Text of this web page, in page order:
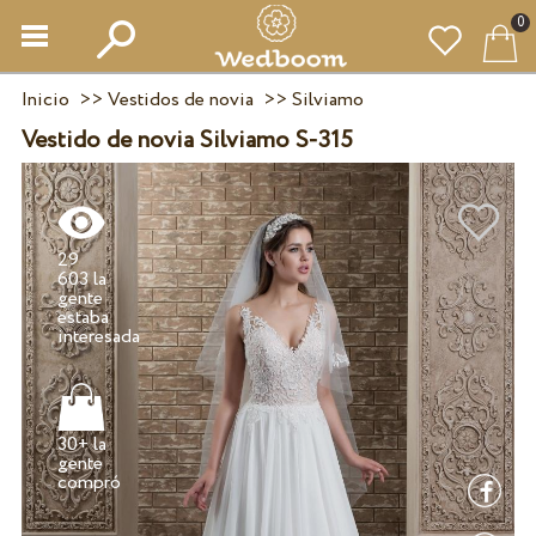
0
Inicio >> Vestidos de novia >> Silviamo
Vestido de novia Silviamo S-315
29
603 la
gente
estaba
interesada
30+ la
gente